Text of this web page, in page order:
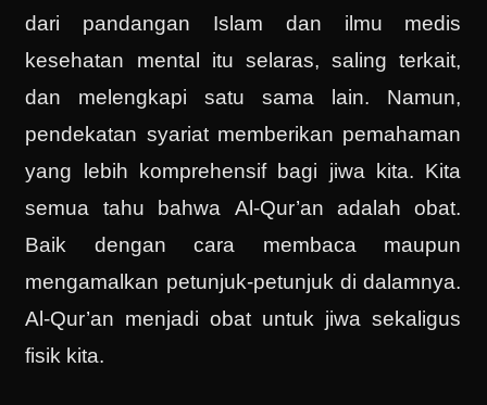
dari pandangan Islam dan ilmu medis
kesehatan mental itu selaras, saling terkait,
dan melengkapi satu sama lain. Namun,
pendekatan syariat memberikan pemahaman
yang lebih komprehensif bagi jiwa kita. Kita
semua tahu bahwa Al-Qur’an adalah obat.
Baik dengan cara membaca maupun
mengamalkan petunjuk-petunjuk di dalamnya.
Al-Qur’an menjadi obat untuk jiwa sekaligus
fisik kita.